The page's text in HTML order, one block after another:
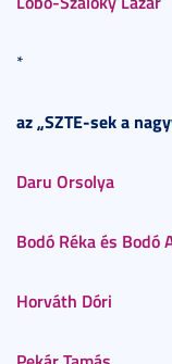
*
az „SZTE-sek a
Daru Orsolya
Bodó Réka és Bodó
Horváth Dóri